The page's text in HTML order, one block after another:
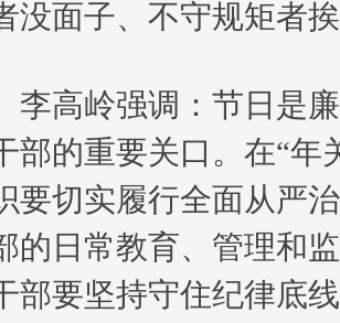
没面子、不守规矩者
高岭强调：节日是廉
部的重要关口。在“年
要切实履行全面从严
的日常教育、管理和
部要坚持守住纪律底